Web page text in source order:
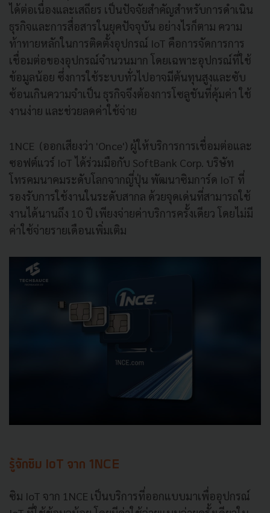
ได้ต่อเนื่องและเสถียร เป็นปัจจัยสำคัญสำหรับการดำเนิน
ธุรกิจและการสื่อสารในยุคปัจจุบัน อย่างไรก็ตาม ความ
ท้าทายหลักในการติดตั้งอุปกรณ์ IoT คือการจัดการการ
เชื่อมต่อของอุปกรณ์จำนวนมาก โดยเฉพาะอุปกรณ์ที่ใช้
ข้อมูลน้อย ซึ่งการใช้ระบบทั่วไปอาจมีต้นทุนสูงและซับ
ซ้อนเกินความจำเป็น ธุรกิจจึงต้องการโซลูชันที่คุ้มค่า ใช้
งานง่าย และช่วยลดค่าใช้จ่าย
1NCE (ออกเสียงว่า 'Once') ผู้ให้บริการการเชื่อมต่อและ
ซอฟต์แวร์ IoT ได้ร่วมมือกับ SoftBank Corp. บริษัท
โทรคมนาคมระดับโลกจากญี่ปุ่น พัฒนาซิมการ์ด IoT ที่
รองรับการใช้งานในระดับสากล ด้วยจุดเด่นที่สามารถใช้
งานได้นานถึง 10 ปี เพียงจ่ายค่าบริการครั้งเดียว โดยไม่มี
ค่าใช้จ่ายรายเดือนเพิ่มเติม
รู้จักซิม IoT จาก 1NCE
ซิม IoT จาก 1NCE เป็นบริการที่ออกแบบมาเพื่ออุปกรณ์